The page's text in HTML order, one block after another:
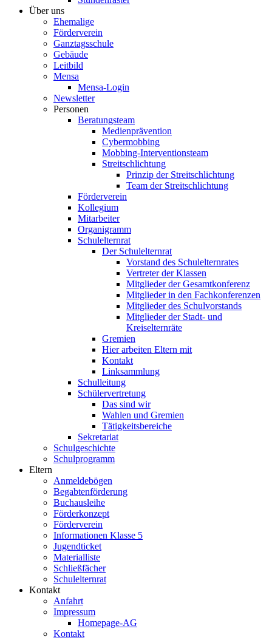
Über uns
Ehemalige
Förderverein
Ganztagsschule
Gebäude
Leitbild
Mensa
Mensa-Login
Newsletter
Personen
Beratungsteam
Medienprävention
Cybermobbing
Mobbing-Interventionsteam
Streitschlichtung
Prinzip der Streitschlichtung
Team der Streitschlichtung
Förderverein
Kollegium
Mitarbeiter
Organigramm
Schulelternrat
Der Schulelternrat
Vorstand des Schulelternrates
Vertreter der Klassen
Mitglieder der Gesamtkonferenz
Mitglieder in den Fachkonferenzen
Mitglieder des Schulvorstands
Mitglieder der Stadt- und
Kreiselternräte
Gremien
Hier arbeiten Eltern mit
Kontakt
Linksammlung
Schulleitung
Schülervertretung
Das sind wir
Wahlen und Gremien
Tätigkeitsbereiche
Sekretariat
Schulgeschichte
Schulprogramm
Eltern
Anmeldebögen
Begabtenförderung
Buchausleihe
Förderkonzept
Förderverein
Informationen Klasse 5
Jugendticket
Materialliste
Schließfächer
Schulelternrat
Kontakt
Anfahrt
Impressum
Homepage-AG
Kontakt